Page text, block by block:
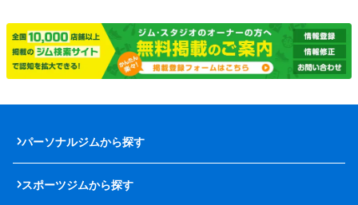
パーソナルジムから探す
スポーツジムから探す